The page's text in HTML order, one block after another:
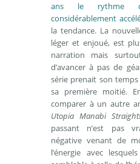
ans le rythme
considérablement
la tendance. La
léger et enjoué, est
narration mais
d’avancer à pas de
série prenait son
sa première moitié.
comparer à un autre
Utopia Manabi Straight!
passant n’est pas
négative venant de
l’énergie avec